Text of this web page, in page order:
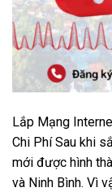
Lắp Mạng
Chi Phí Sau khi
mới được hình
và Ninh Bình. Vì